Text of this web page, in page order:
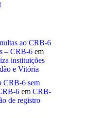
ao CRB-6
– CRB-6 em
instituições
e Vitória
CRB-6 sem
6 em CRB-
de registro